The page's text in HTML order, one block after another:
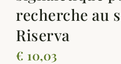
recherche au
Riserva
€ 10,03